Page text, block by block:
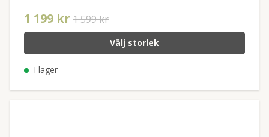
1 199 kr 1 599 kr
Välj storlek
I lager